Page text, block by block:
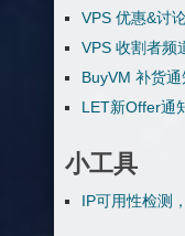
VPS 优惠&讨
VPS 收割者频
BuyVM 补货通
LET新Offer通
小工具
IP可用性检测